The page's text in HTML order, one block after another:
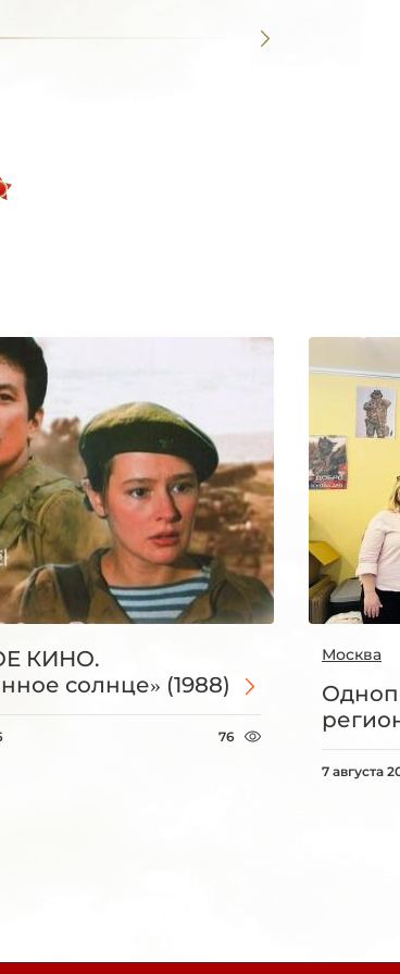
КИНО.
солнце» (1988)
76
Москва
7 августа